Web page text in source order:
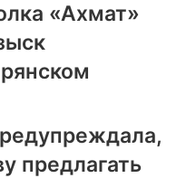
«Ахмат»
предлагать